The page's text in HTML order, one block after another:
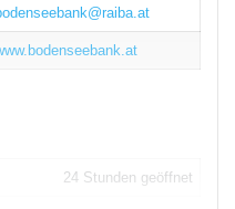
24 Stunden geöffnet